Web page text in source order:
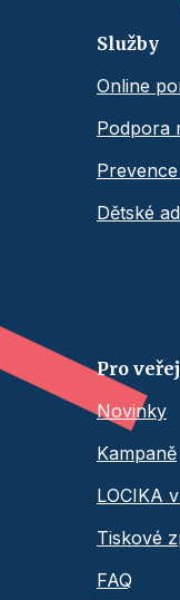
Služby
Online
Podpora
Dětské
Pro
Novinky
Kampaně
LOCIKA
Tiskové
FAQ